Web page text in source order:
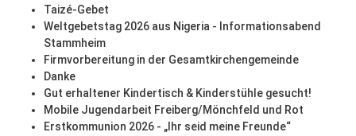
Taizé-Gebet
Weltgebetstag 2026 aus Nigeria - Informationsabend
Stammheim
Firmvorbereitung in der Gesamtkirchengemeinde
Danke
Gut erhaltener Kindertisch & Kinderstühle gesucht!
Mobile Jugendarbeit Freiberg/Mönchfeld und Rot
Erstkommunion 2026 - „Ihr seid meine Freunde“